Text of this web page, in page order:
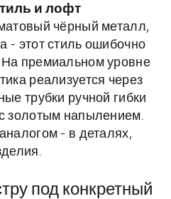
и лофт
чёрный металл,
- этот стиль ошибочно
премиальном уровне
реализуется через
трубки ручной гибки
золотым напылением.
- в деталях,
под конкретный